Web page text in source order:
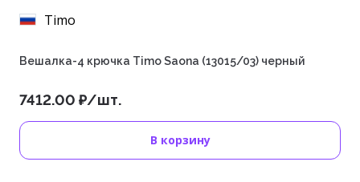
Timo
Вешалка-4 крючка Timo Saona (13015/03) черный
7412.00 ₽/шт.
В корзину